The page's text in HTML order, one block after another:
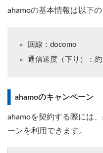
ahamoの基本情報は以下の
回線：docomo
通信速度（下り）：
ahamoのキャンペーン
ahamoを契約する際には
ーンを利用できます。